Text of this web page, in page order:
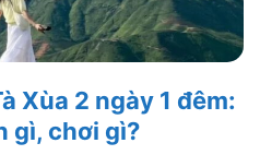
Xùa 2 ngày 1 đêm:
gì, chơi gì?